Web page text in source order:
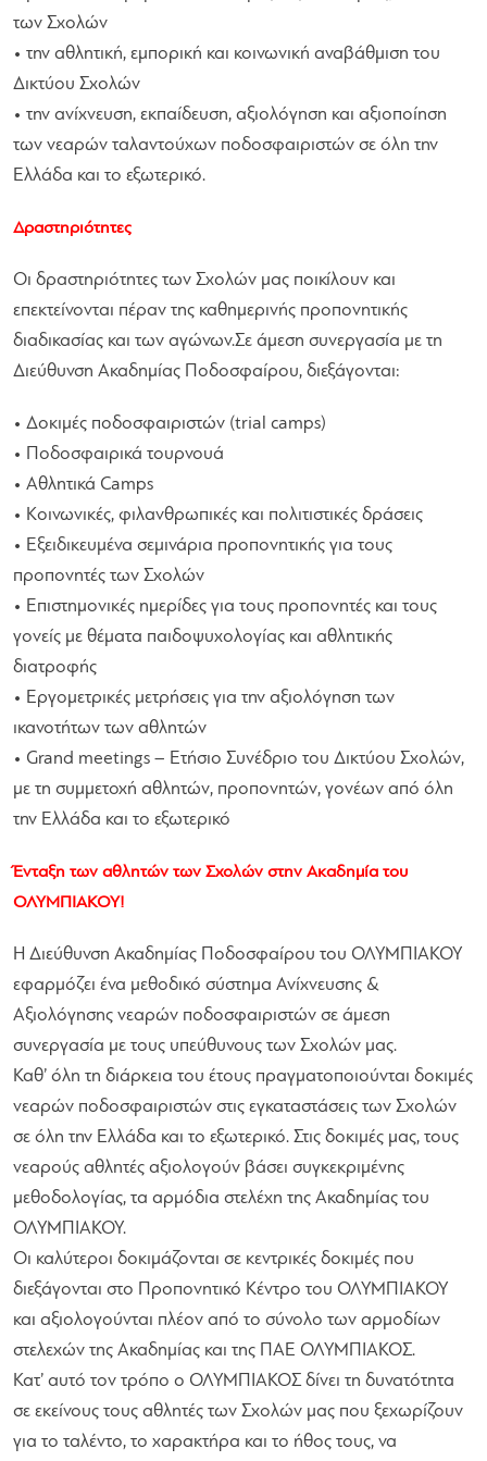
των Σχολών
• την αθλητική, εμπορική και κοινωνική αναβάθμιση του
Δικτύου Σχολών
• την ανίχνευση, εκπαίδευση, αξιολόγηση και αξιοποίηση
των νεαρών ταλαντούχων ποδοσφαιριστών σε όλη την
Ελλάδα και το εξωτερικό.
Δραστηριότητες
Οι δραστηριότητες των Σχολών μας ποικίλουν και
επεκτείνονται πέραν της καθημερινής προπονητικής
διαδικασίας και των αγώνων.Σε άμεση συνεργασία με τη
Διεύθυνση Ακαδημίας Ποδοσφαίρου, διεξάγονται:
• Δοκιμές ποδοσφαιριστών (trial camps)
• Ποδοσφαιρικά τουρνουά
• Αθλητικά Camps
• Κοινωνικές, φιλανθρωπικές και πολιτιστικές δράσεις
• Εξειδικευμένα σεμινάρια προπονητικής για τους
προπονητές των Σχολών
• Επιστημονικές ημερίδες για τους προπονητές και τους
γονείς με θέματα παιδοψυχολογίας και αθλητικής
διατροφής
• Εργομετρικές μετρήσεις για την αξιολόγηση των
ικανοτήτων των αθλητών
• Grand meetings – Ετήσιο Συνέδριο του Δικτύου Σχολών,
με τη συμμετοχή αθλητών, προπονητών, γονέων από όλη
την Ελλάδα και το εξωτερικό
Ένταξη των αθλητών των Σχολών στην Ακαδημία του
ΟΛΥΜΠΙΑΚΟΥ!
Η Διεύθυνση Ακαδημίας Ποδοσφαίρου του ΟΛΥΜΠΙΑΚΟΥ
εφαρμόζει ένα μεθοδικό σύστημα Ανίχνευσης &
Αξιολόγησης νεαρών ποδοσφαιριστών σε άμεση
συνεργασία με τους υπεύθυνους των Σχολών μας.
Καθ’ όλη τη διάρκεια του έτους πραγματοποιούνται δοκιμές
νεαρών ποδοσφαιριστών στις εγκαταστάσεις των Σχολών
σε όλη την Ελλάδα και το εξωτερικό. Στις δοκιμές μας, τους
νεαρούς αθλητές αξιολογούν βάσει συγκεκριμένης
μεθοδολογίας, τα αρμόδια στελέχη της Ακαδημίας του
ΟΛΥΜΠΙΑΚΟΥ.
Οι καλύτεροι δοκιμάζονται σε κεντρικές δοκιμές που
διεξάγονται στο Προπονητικό Κέντρο του ΟΛΥΜΠΙΑΚΟΥ
και αξιολογούνται πλέον από το σύνολο των αρμοδίων
στελεχών της Ακαδημίας και της ΠΑΕ ΟΛΥΜΠΙΑΚΟΣ.
Κατ’ αυτό τον τρόπο ο ΟΛΥΜΠΙΑΚΟΣ δίνει τη δυνατότητα
σε εκείνους τους αθλητές των Σχολών μας που ξεχωρίζουν
για το ταλέντο, το χαρακτήρα και το ήθος τους, να